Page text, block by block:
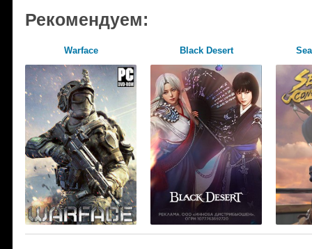
Рекомендуем:
Warface Black Desert